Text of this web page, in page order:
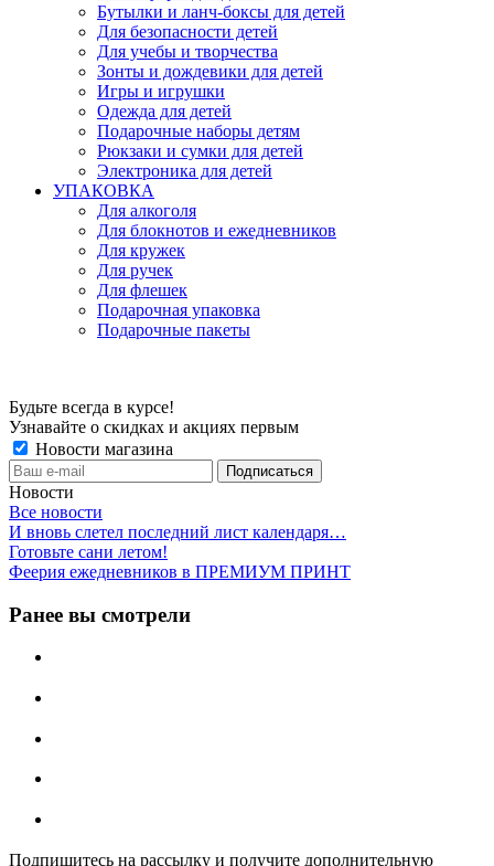
Бутылки и ланч-боксы для детей
Для безопасности детей
Для учебы и творчества
Зонты и дождевики для детей
Игры и игрушки
Одежда для детей
Подарочные наборы детям
Рюкзаки и сумки для детей
Электроника для детей
УПАКОВКА
Для алкоголя
Для блокнотов и ежедневников
Для кружек
Для ручек
Для флешек
Подарочная упаковка
Подарочные пакеты
Будьте всегда в курсе!
Узнавайте о скидках и акциях первым
Новости магазина
Новости
Все новости
И вновь слетел последний лист календаря…
Готовьте сани летом!
Феерия ежедневников в ПРЕМИУМ ПРИНТ
Ранее вы смотрели
Подпишитесь на рассылку и получите дополнительную